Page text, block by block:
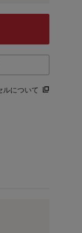
ルについて